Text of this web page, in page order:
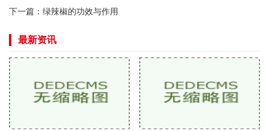
下一篇： 绿辣椒的功效与作用
最新资讯